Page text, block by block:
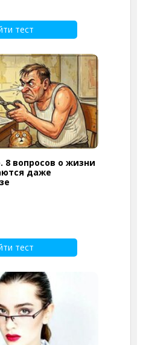
тест
8 вопросов о жизни
даже
тест